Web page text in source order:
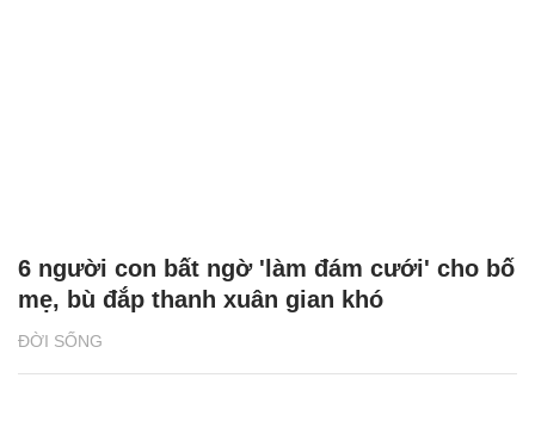
ĐỜI SỐNG
6 người con bất ngờ 'làm đám cưới' cho bố
mẹ, bù đắp thanh xuân gian khó